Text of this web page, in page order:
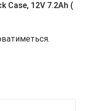
Case, 12V 7.2Ah (